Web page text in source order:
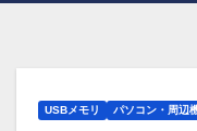
USBメモリ パソコン・周辺